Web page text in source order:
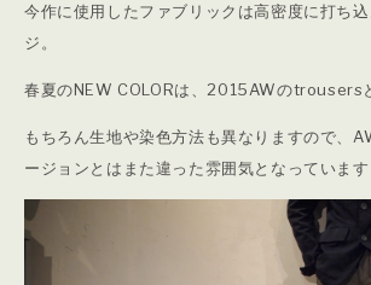
今作に使用したファブリックは高密度に打ち
ジ。
春夏のNEW COLORは、2015AWのtrousers
もちろん生地や染色方法も異なりますので、
ージョンとはまた違った雰囲気となっています